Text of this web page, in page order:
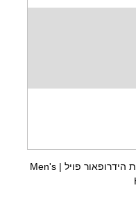
נעלי סניקר ופעילות ימית הידרופאור פויל | Men's